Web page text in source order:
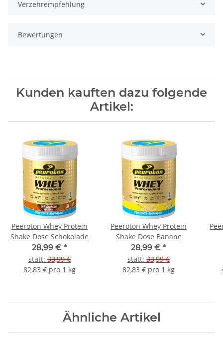
Verzehrempfehlung
Bewertungen
Kunden kauften dazu folgende
Artikel:
Peeroton Whey Protein
Shake Dose Schokolade
28,99 € *
statt: 33,99 €
82,83 € pro 1 kg
Peeroton Whey Protein
Shake Dose Banane
28,99 € *
statt: 33,99 €
82,83 € pro 1 kg
Ähnliche Artikel